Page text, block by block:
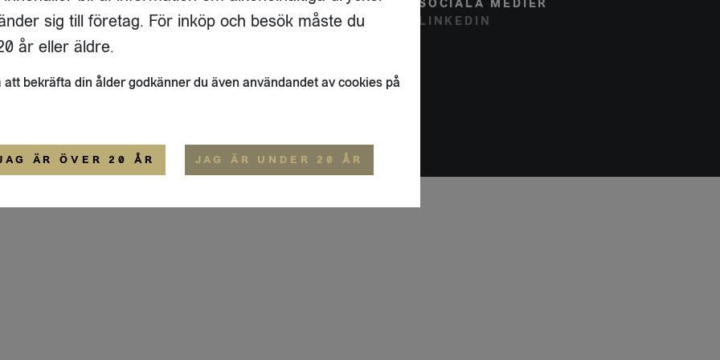
17 A
STOCKHOLM
FLAIVY
OM OSS
SOCIALA MEDIER
LINKEDIN
ALLMÄNNA VILLKOR
sig till företag. För inköp och besök måste du
år eller äldre.
att bekräfta din ålder godkänner du även användandet av cookies på
ÄR ÖVER 20 ÅR JAG ÄR UNDER 20 ÅR